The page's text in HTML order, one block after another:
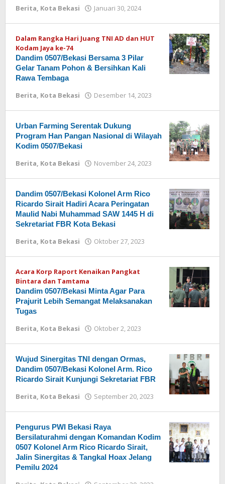
Berita, Kota Bekasi Januari 30, 2024
Dalam Rangka Hari Juang TNI AD dan HUT
Kodam Jaya ke-74
Dandim 0507/Bekasi Bersama 3 Pilar
Gelar Tanam Pohon & Bersihkan Kali
Rawa Tembaga
Berita, Kota Bekasi Desember 14, 2023
Urban Farming Serentak Dukung
Program Han Pangan Nasional di Wilayah
Kodim 0507/Bekasi
Berita, Kota Bekasi November 24, 2023
oleh
Dandim 0507/Bekasi Kolonel Arm Rico
Ricardo Sirait Hadiri Acara Peringatan
Maulid Nabi Muhammad SAW 1445 H di
Sekretariat FBR Kota Bekasi
Berita, Kota Bekasi Oktober 27, 2023
Acara Korp Raport Kenaikan Pangkat
Bintara dan Tamtama
Dandim 0507/Bekasi Minta Agar Para
Prajurit Lebih Semangat Melaksanakan
Tugas
Berita, Kota Bekasi Oktober 2, 2023
Wujud Sinergitas TNI dengan Ormas,
Dandim 0507/Bekasi Kolonel Arm. Rico
Ricardo Sirait Kunjungi Sekretariat FBR
Berita, Kota Bekasi September 20, 2023
oleh
Pengurus PWI Bekasi Raya
Bersilaturahmi dengan Komandan Kodim
0507 Kolonel Arm Rico Ricardo Sirait,
Jalin Sinergitas & Tangkal Hoax Jelang
Pemilu 2024